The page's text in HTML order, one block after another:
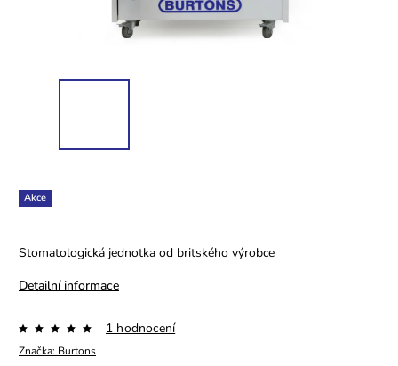
Akce
Stomatologická jednotka od britského výrobce
Detailní informace
Značka: Burtons
1 hodnocení